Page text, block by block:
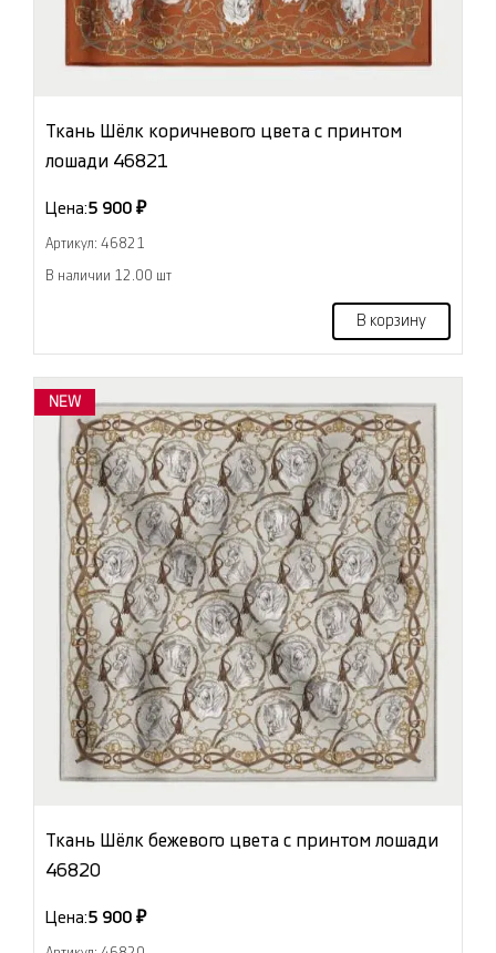
Ткань Шёлк коричневого цвета с принтом
лошади 46821
Цена:5 900 ₽
Артикул: 46821
В наличии 12.00 шт
В корзину
NEW
Ткань Шёлк бежевого цвета с принтом лошади
46820
Цена:5 900 ₽